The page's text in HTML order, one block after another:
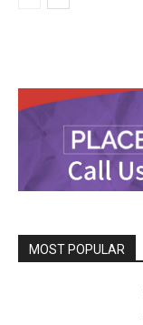
MOST POPULAR